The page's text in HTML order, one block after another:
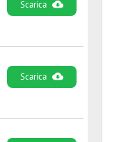
Scarica
Scarica